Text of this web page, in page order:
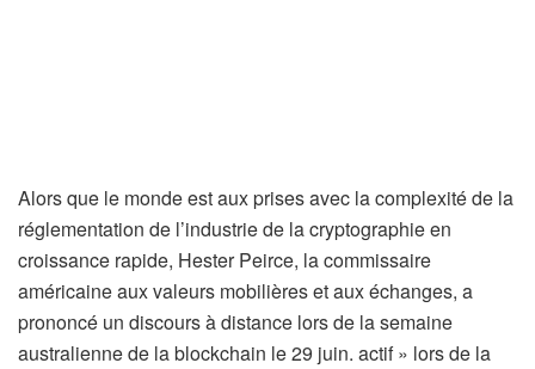
Alors que le monde est aux prises avec la complexité de la
réglementation de l’industrie de la cryptographie en
croissance rapide, Hester Peirce, la commissaire
américaine aux valeurs mobilières et aux échanges, a
prononcé un discours à distance lors de la semaine
australienne de la blockchain le 29 juin. actif » lors de la